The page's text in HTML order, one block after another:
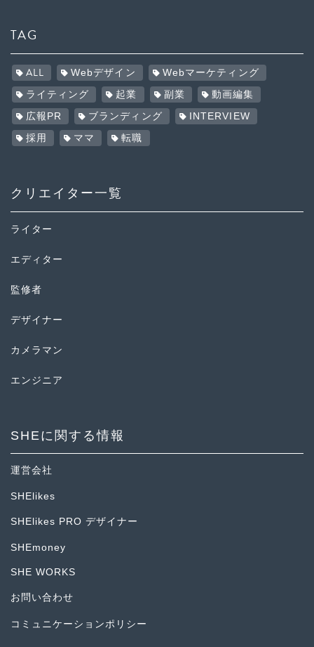
TAG
ALL Webデザイン Webマーケティング
ライティング 起業 副業 動画編集
広報PR ブランディング INTERVIEW
採用 ママ 転職
クリエイター一覧
ライター
エディター
監修者
デザイナー
カメラマン
エンジニア
SHEに関する情報
運営会社
SHElikes
SHElikes PRO デザイナー
SHEmoney
SHE WORKS
お問い合わせ
コミュニケーションポリシー